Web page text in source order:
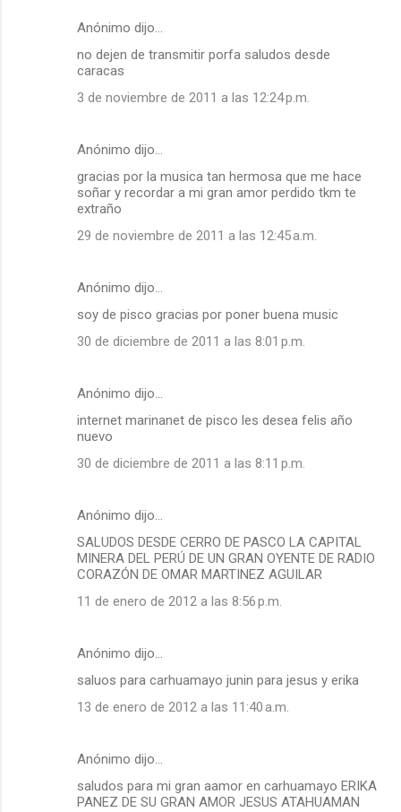
Anónimo dijo…
no dejen de transmitir porfa saludos desde
caracas
3 de noviembre de 2011 a las 12:24 p.m.
Anónimo dijo…
gracias por la musica tan hermosa que me hace
soñar y recordar a mi gran amor perdido tkm te
extraño
29 de noviembre de 2011 a las 12:45 a.m.
Anónimo dijo…
soy de pisco gracias por poner buena music
30 de diciembre de 2011 a las 8:01 p.m.
Anónimo dijo…
internet marinanet de pisco les desea felis año
nuevo
30 de diciembre de 2011 a las 8:11 p.m.
Anónimo dijo…
SALUDOS DESDE CERRO DE PASCO LA CAPITAL
MINERA DEL PERÚ DE UN GRAN OYENTE DE RADIO
CORAZÓN DE OMAR MARTINEZ AGUILAR
11 de enero de 2012 a las 8:56 p.m.
Anónimo dijo…
saluos para carhuamayo junin para jesus y erika
13 de enero de 2012 a las 11:40 a.m.
Anónimo dijo…
saludos para mi gran aamor en carhuamayo ERIKA
PANEZ DE SU GRAN AMOR JESUS ATAHUAMAN